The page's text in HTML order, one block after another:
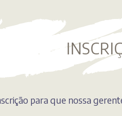
para que nossa